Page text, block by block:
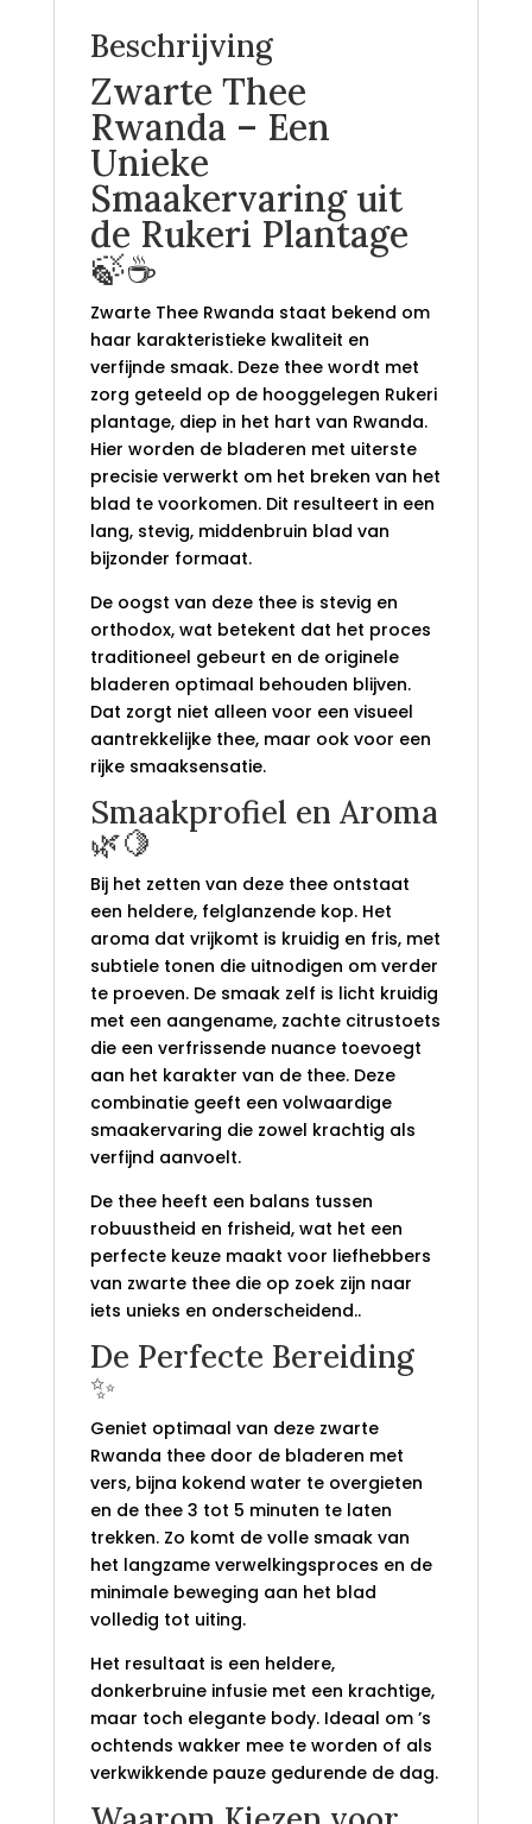
Beschrijving
Zwarte Thee
Rwanda – Een
Unieke
Smaakervaring uit
de Rukeri Plantage
🍃☕
Zwarte Thee Rwanda staat bekend om
haar karakteristieke kwaliteit en
verfijnde smaak. Deze thee wordt met
zorg geteeld op de hooggelegen Rukeri
plantage, diep in het hart van Rwanda.
Hier worden de bladeren met uiterste
precisie verwerkt om het breken van het
blad te voorkomen. Dit resulteert in een
lang, stevig, middenbruin blad van
bijzonder formaat.
De oogst van deze thee is stevig en
orthodox, wat betekent dat het proces
traditioneel gebeurt en de originele
bladeren optimaal behouden blijven.
Dat zorgt niet alleen voor een visueel
aantrekkelijke thee, maar ook voor een
rijke smaaksensatie.
Smaakprofiel en Aroma
🌿🍋
Bij het zetten van deze thee ontstaat
een heldere, felglanzende kop. Het
aroma dat vrijkomt is kruidig en fris, met
subtiele tonen die uitnodigen om verder
te proeven. De smaak zelf is licht kruidig
met een aangename, zachte citrustoets
die een verfrissende nuance toevoegt
aan het karakter van de thee. Deze
combinatie geeft een volwaardige
smaakervaring die zowel krachtig als
verfijnd aanvoelt.
De thee heeft een balans tussen
robuustheid en frisheid, wat het een
perfecte keuze maakt voor liefhebbers
van zwarte thee die op zoek zijn naar
iets unieks en onderscheidend..
De Perfecte Bereiding
✨
Geniet optimaal van deze zwarte
Rwanda thee door de bladeren met
vers, bijna kokend water te overgieten
en de thee 3 tot 5 minuten te laten
trekken. Zo komt de volle smaak van
het langzame verwelkingsproces en de
minimale beweging aan het blad
volledig tot uiting.
Het resultaat is een heldere,
donkerbruine infusie met een krachtige,
maar toch elegante body. Ideaal om ’s
ochtends wakker mee te worden of als
verkwikkende pauze gedurende de dag.